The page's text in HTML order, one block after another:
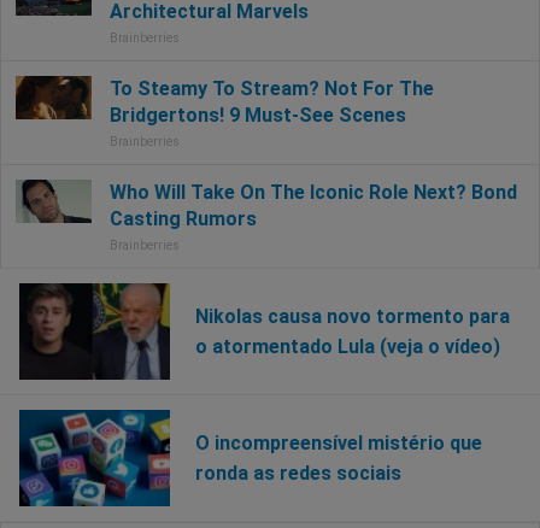
Nikolas causa novo tormento para
o atormentado Lula (veja o vídeo)
O incompreensível mistério que
ronda as redes sociais